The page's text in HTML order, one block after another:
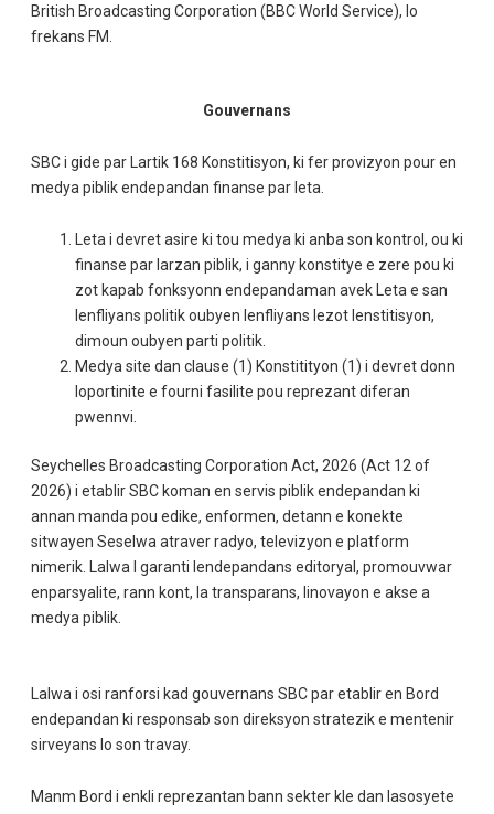
British Broadcasting Corporation (BBC World Service), lo
frekans FM.
Gouvernans
SBC i gide par Lartik 168 Konstitisyon, ki fer provizyon pour en
medya piblik endepandan finanse par leta.
Leta i devret asire ki tou medya ki anba son kontrol, ou ki
finanse par larzan piblik, i ganny konstitye e zere pou ki
zot kapab fonksyonn endepandaman avek Leta e san
lenfliyans politik oubyen lenfliyans lezot lenstitisyon,
dimoun oubyen parti politik.
Medya site dan clause (1) Konstitityon (1) i devret donn
loportinite e fourni fasilite pou reprezant diferan
pwennvi.
Seychelles Broadcasting Corporation Act, 2026 (Act 12 of
2026) i etablir SBC koman en servis piblik endepandan ki
annan manda pou edike, enformen, detann e konekte
sitwayen Seselwa atraver radyo, televizyon e platform
nimerik. Lalwa I garanti lendepandans editoryal, promouvwar
enparsyalite, rann kont, la transparans, linovayon e akse a
medya piblik.
Lalwa i osi ranforsi kad gouvernans SBC par etablir en Bord
endepandan ki responsab son direksyon stratezik e mentenir
sirveyans lo son travay.
Manm Bord i enkli reprezantan bann sekter kle dan lasosyete